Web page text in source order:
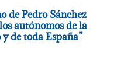
de Pedro Sánchez
autónomos de la
de toda España”